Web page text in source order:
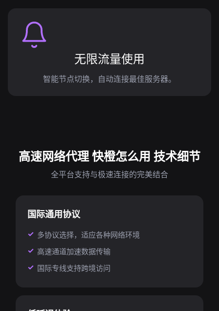
无限流量使用
智能节点切换，自动连接最佳服务器。
高速网络代理 快橙怎么用 技术细节
全平台支持与极速连接的完美结合
国际通用协议
多协议选择，适应各种网络环境
高速通道加速数据传输
国际专线支持跨境访问